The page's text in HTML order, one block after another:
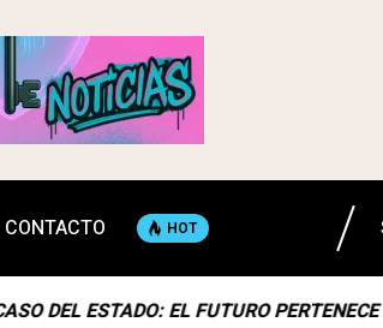
CONTACTO HOT
EL FUTURO PERTENECE A LAS